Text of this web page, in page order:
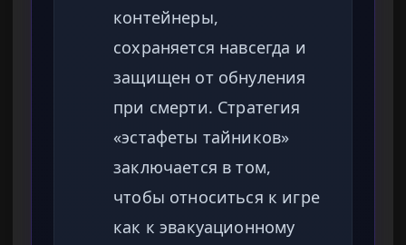
контейнеры,
сохраняется навсегда и
защищен от обнуления
при смерти. Стратегия
«эстафеты тайников»
заключается в том,
чтобы относиться к игре
как к эвакуационному